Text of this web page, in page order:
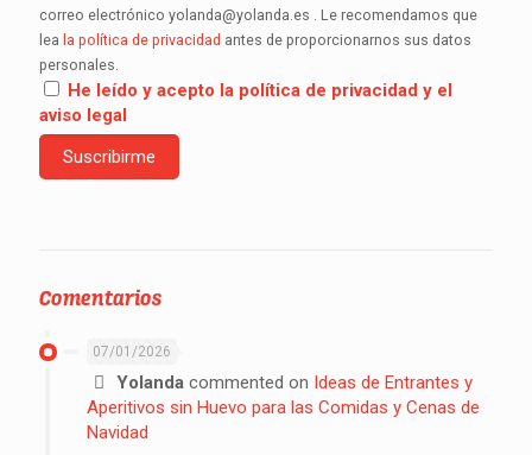
correo electrónico yolanda@yolanda.es . Le recomendamos que
lea la política de privacidad antes de proporcionarnos sus datos
personales.
He leído y acepto la política de privacidad y el
aviso legal
Comentarios
07/01/2026
Yolanda commented on Ideas de Entrantes y
Aperitivos sin Huevo para las Comidas y Cenas de
Navidad